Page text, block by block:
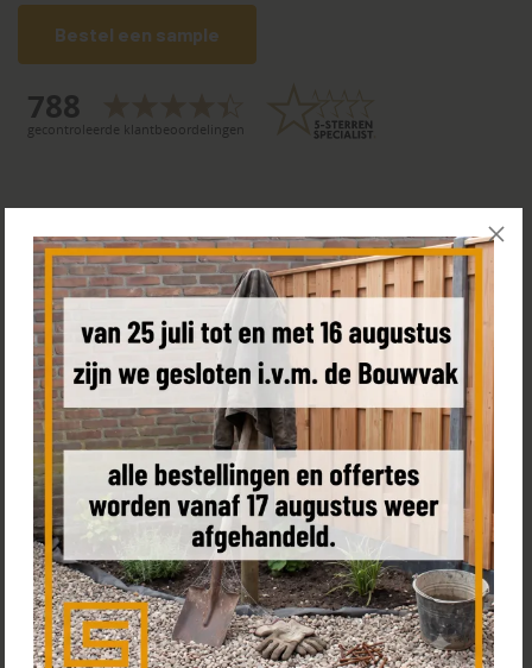
Bestel een sample
Product omschrijving
Kenmerken
Levering & leverdag
Transporttarieven
Producteigenschappen
Andere afmetingen
Product omschrijving
16mm dik hout
Diverse afmetingen
Glad afgewerkt